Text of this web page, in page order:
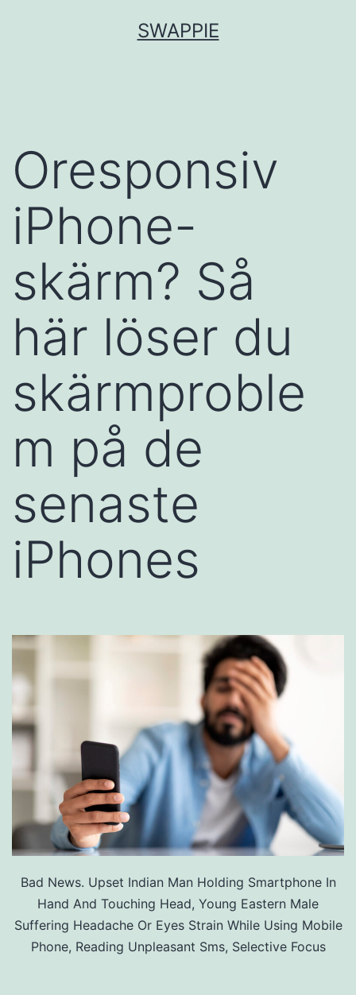
SWAPPIE
Oresponsiv
iPhone-
skärm? Så
här löser du
skärmproble
m på de
senaste
iPhones
Bad News. Upset Indian Man Holding Smartphone In
Hand And Touching Head, Young Eastern Male
Suffering Headache Or Eyes Strain While Using Mobile
Phone, Reading Unpleasant Sms, Selective Focus